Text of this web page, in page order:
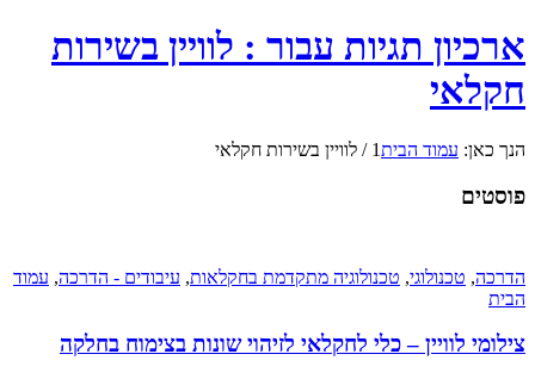
ארכיון תגיות עבור : לוויין בשירות
חקלאי
הנך כאן: עמוד הבית1
/ לוויין בשירות חקלאי
פוסטים
הדרכה, טכנולוגי, טכנולוגיה מתקדמת בחקלאות, עיבודים - הדרכה, עמוד
הבית
צילומי לוויין – כלי לחקלאי לזיהוי שונות בצימוח בחלקה